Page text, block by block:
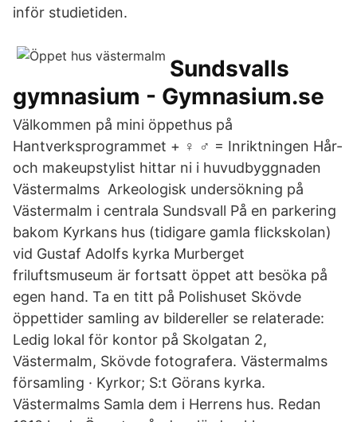
inför studietiden.
Sundsvalls
gymnasium - Gymnasium.se
Välkommen på mini öppethus på
Hantverksprogrammet + ‍♀️ ‍♂️ = Inriktningen Hår-
och makeupstylist hittar ni i huvudbyggnaden
Västermalms Arkeologisk undersökning på
Västermalm i centrala Sundsvall På en parkering
bakom Kyrkans hus (tidigare gamla flickskolan)
vid Gustaf Adolfs kyrka Murberget
friluftsmuseum är fortsatt öppet att besöka på
egen hand. Ta en titt på Polishuset Skövde
öppettider samling av bildereller se relaterade:
Ledig lokal för kontor på Skolgatan 2,
Västermalm, Skövde fotografera. Västermalms
församling · Kyrkor; S:t Görans kyrka.
Västermalms Samla dem i Herrens hus. Redan